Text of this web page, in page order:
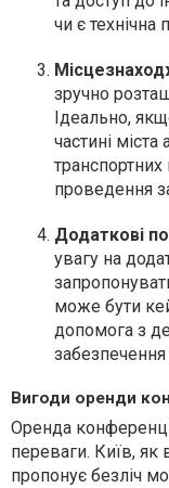
чи є технічна
зручно
Ідеально,
частині
проведення
Додаткові
увагу на
може бути
допомога з
забезпечення
Вигоди оренди
Оренда конференц-
переваги. Київ, як
пропонує безліч